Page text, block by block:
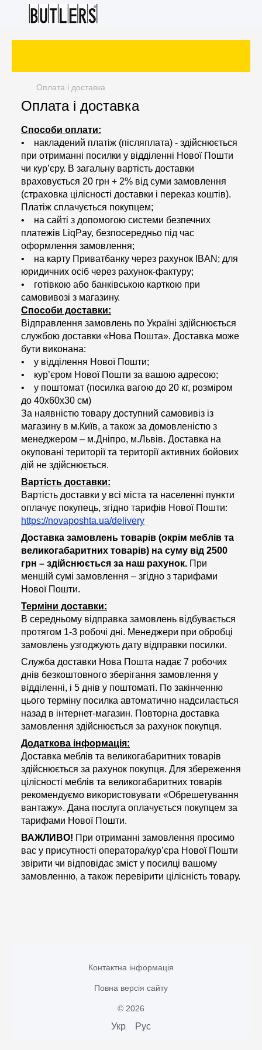
Оплата і доставка
Оплата і доставка
Способи оплати:
• накладений платіж (післяплата) - здійснюється
при отриманні посилки у відділенні Нової Пошти
чи кур’єру. В загальну вартість доставки
враховується 20 грн + 2% від суми замовлення
(страховка цілісності доставки і переказ коштів).
Платіж сплачується покупцем;
• на сайті з допомогою системи безпечних
платежів LiqPay, безпосередньо під час
оформлення замовлення;
• на карту Приватбанку через рахунок IBAN; для
юридичних осіб через рахунок-фактуру;
• готівкою або банківською карткою при
самовивозі з магазину.
Способи доставки:
Відправлення замовлень по Україні здійснюється
службою доставки «Нова Пошта». Доставка може
бути виконана:
• у відділення Нової Пошти;
• кур’єром Нової Пошти за вашою адресою;
• у поштомат (посилка вагою до 20 кг, розміром
до 40х60х30 см)
За наявністю товару доступний самовивіз із
магазину в м.Київ, а також за домовленістю з
менеджером – м.Дніпро, м.Львів. Доставка на
окуповані території та території активних бойових
дій не здійснюється.
Вартість доставки:
Вартість доставки у всі міста та населенні пункти
оплачує покупець, згідно тарифів Нової Пошти:
https://novaposhta.ua/delivery
Доставка замовлень товарів (окрім меблів та
великогабаритних товарів) на суму від 2500
грн – здійснюється за наш рахунок. При
меншій сумі замовлення – згідно з тарифами
Нової Пошти.
Терміни доставки:
В середньому відправка замовлень відбувається
протягом 1-3 робочі дні. Менеджери при обробці
замовлень узгоджують дату відправки посилки.
Служба доставки Нова Пошта надає 7 робочих
днів безкоштовного зберігання замовлення у
відділенні, і 5 днів у поштоматі. По закінченню
цього терміну посилка автоматично надсилається
назад в інтернет-магазин. Повторна доставка
замовлення здійснюється за рахунок покупця.
Додаткова інформація:
Доставка меблів та великогабаритних товарів
здійснюється за рахунок покупця. Для збереження
цілісності меблів та великогабаритних товарів
рекомендуємо використовувати «Обрешетування
вантажу». Дана послуга оплачується покупцем за
тарифами Нової Пошти.
ВАЖЛИВО! При отриманні замовлення просимо
вас у присутності оператора/кур’єра Нової Пошти
звірити чи відповідає зміст у посилці вашому
замовленню, а також перевірити цілісність товару.
Контактна інформація
Повна версія сайту
© 2026
Укр Рус